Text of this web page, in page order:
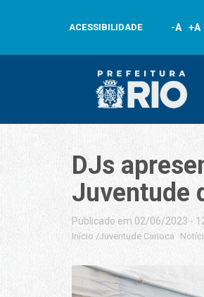
ACESSIBILIDADE -A +A
DJs
Juventude
Publicado em 02/06/2023 -
Início /Juventude Carioca